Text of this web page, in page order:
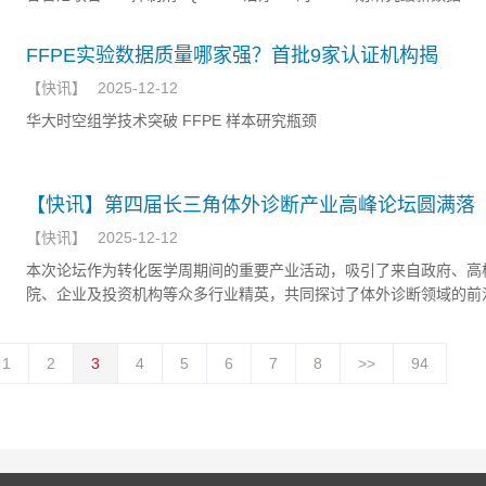
FFPE实验数据质量哪家强？首批9家认证机构揭
【快讯 】
2025-12-12
华大时空组学技术突破 FFPE 样本研究瓶颈
【快讯】第四届长三角体外诊断产业高峰论坛圆满落
【快讯 】
2025-12-12
本次论坛作为转化医学周期间的重要产业活动，吸引了来自政府、高
院、企业及投资机构等众多行业精英，共同探讨了体外诊断领域的前
1 2 3 4 5 6 7 8 >> 94